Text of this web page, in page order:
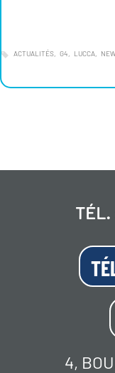
ACTUALITÉS G4 LUCCA
TÉL.
4,